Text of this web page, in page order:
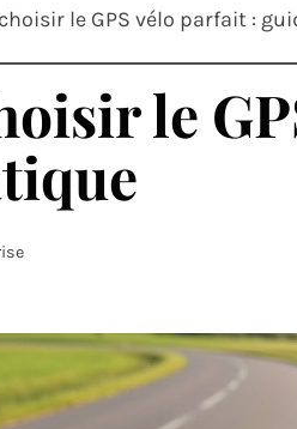
le GPS vélo parfait :
le